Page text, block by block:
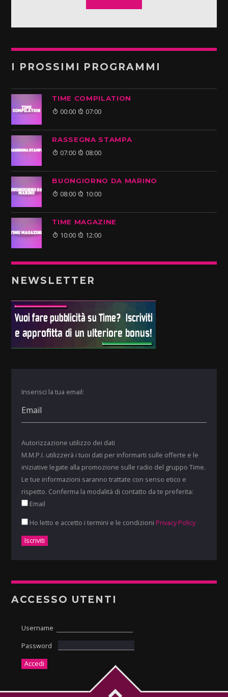
I PROSSIMI PROGRAMMI
TIME COMPILATION
00:00 07:00
RASSEGNA STAMPA
07:00 08:00
BUONGIORNO DA MARINO
08:00 10:00
TIME MAGAZINE
10:00 12:00
NEWSLETTER
Inserisci la tua email:
Autorizzazione utilizzo dei dati
M.M.P.I. utilizzerà i tuoi dati per informarti sulle offerte e le
iniziative legate alla promozione sulle radio del gruppo Time.
Le tue informazioni saranno trattate con senso etico e
rispetto. Conferma la modalità di contatto da te preferita:
Email
Ho letto e accetto i termini e le condizioni Privacy Policy
ACCESSO UTENTI
Username
Password